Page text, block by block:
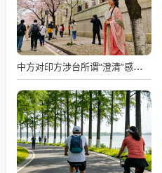
中方对印方涉台所谓“澄清”感到意外